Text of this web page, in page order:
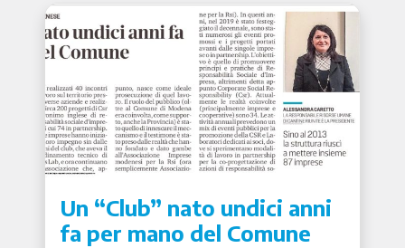
Un “Club” nato undici anni
fa per mano del Comune